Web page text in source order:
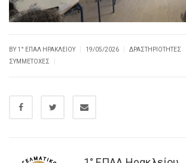
BY1° ΕΠΑΛ ΗΡΑΚΛΕΊΟΥ 19/05/2026 ΔΡΑΣΤΗΡΙΌΤΗΤΕΣ
ΣΥΜΜΕΤΟΧΈΣ